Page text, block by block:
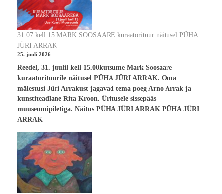
31.07 kell 15 MARK SOOSAARE kuraatorituur näitusel PÜHA
JÜRI ARRAK
25. juuli 2026
Reedel, 31. juulil kell 15.00kutsume Mark Soosaare
kuraatorituurile näitusel PÜHA JÜRI ARRAK. Oma
mälestusi Jüri Arrakust jagavad tema poeg Arno Arrak ja
kunstiteadlane Rita Kroon. Üritusele sissepääs
muuseumipiletiga. Näitus PÜHA JÜRI ARRAK PÜHA JÜRI
ARRAK